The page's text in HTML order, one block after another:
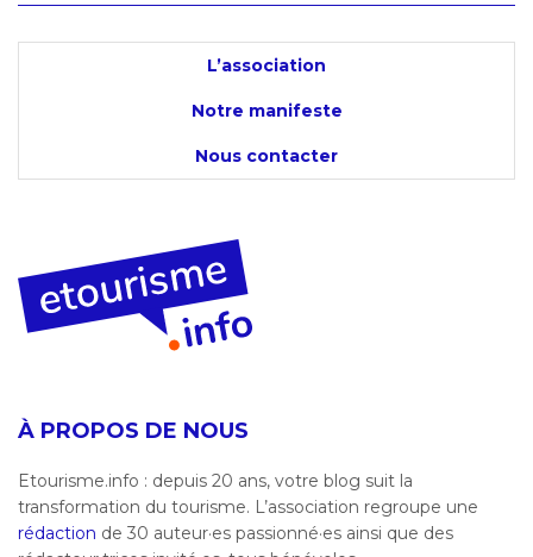
L’association
Notre manifeste
Nous contacter
À PROPOS DE NOUS
Etourisme.info : depuis 20 ans, votre blog suit la
transformation du tourisme. L’association regroupe une
rédaction de 30 auteur·es passionné·es ainsi que des